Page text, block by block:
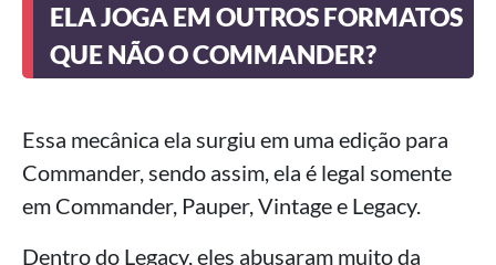
ELA JOGA EM OUTROS FORMATOS
QUE NÃO O COMMANDER?
Essa mecânica ela surgiu em uma edição para
Commander, sendo assim, ela é legal somente
em Commander, Pauper, Vintage e Legacy.
Dentro do Legacy, eles abusaram muito da